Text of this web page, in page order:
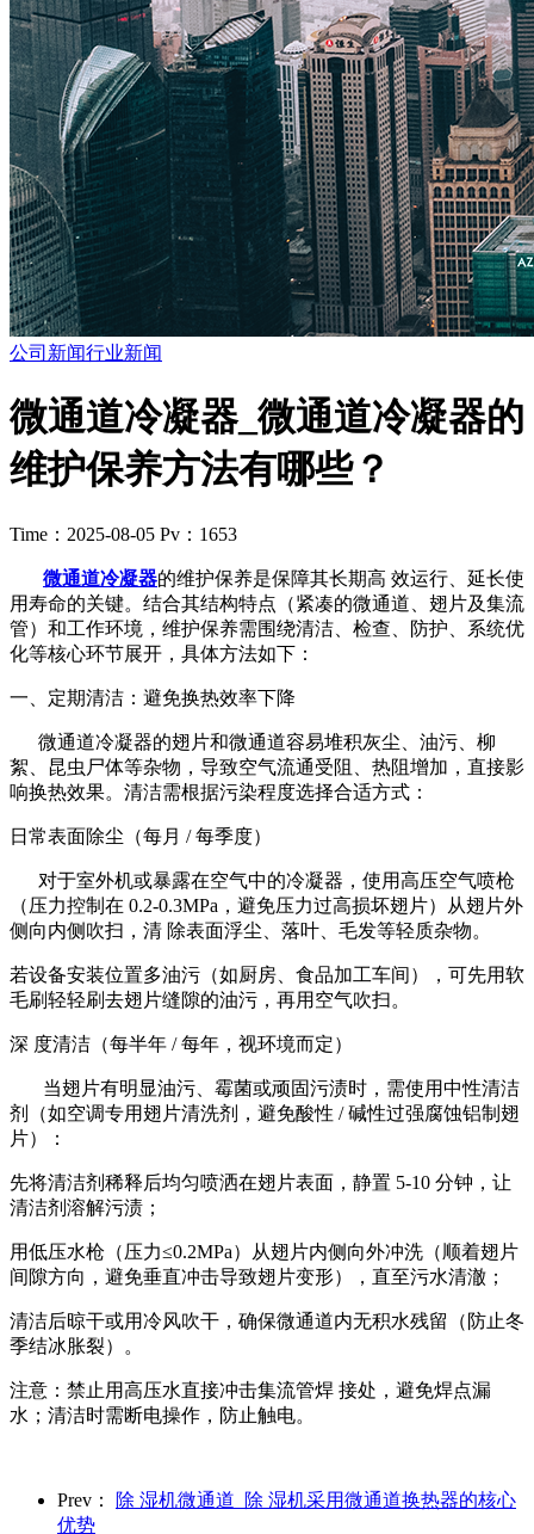
公司新闻行业新闻
微通道冷凝器_微通道冷凝器的
维护保养方法有哪些？
Time：2025-08-05 Pv：1653
微通道冷凝器的维护保养是保障其长期高 效运行、延长使
用寿命的关键。结合其结构特点（紧凑的微通道、翅片及集流
管）和工作环境，维护保养需围绕清洁、检查、防护、系统优
化等核心环节展开，具体方法如下：
一、定期清洁：避免换热效率下降
微通道冷凝器的翅片和微通道容易堆积灰尘、油污、柳
絮、昆虫尸体等杂物，导致空气流通受阻、热阻增加，直接影
响换热效果。清洁需根据污染程度选择合适方式：
日常表面除尘（每月 / 每季度）
对于室外机或暴露在空气中的冷凝器，使用高压空气喷枪
（压力控制在 0.2-0.3MPa，避免压力过高损坏翅片）从翅片外
侧向内侧吹扫，清 除表面浮尘、落叶、毛发等轻质杂物。
若设备安装位置多油污（如厨房、食品加工车间），可先用软
毛刷轻轻刷去翅片缝隙的油污，再用空气吹扫。
深 度清洁（每半年 / 每年，视环境而定）
当翅片有明显油污、霉菌或顽固污渍时，需使用中性清洁
剂（如空调专用翅片清洗剂，避免酸性 / 碱性过强腐蚀铝制翅
片）：
先将清洁剂稀释后均匀喷洒在翅片表面，静置 5-10 分钟，让
清洁剂溶解污渍；
用低压水枪（压力≤0.2MPa）从翅片内侧向外冲洗（顺着翅片
间隙方向，避免垂直冲击导致翅片变形），直至污水清澈；
清洁后晾干或用冷风吹干，确保微通道内无积水残留（防止冬
季结冰胀裂）。
注意：禁止用高压水直接冲击集流管焊 接处，避免焊点漏
水；清洁时需断电操作，防止触电。
Prev：
除 湿机微通道_除 湿机采用微通道换热器的核心
优势